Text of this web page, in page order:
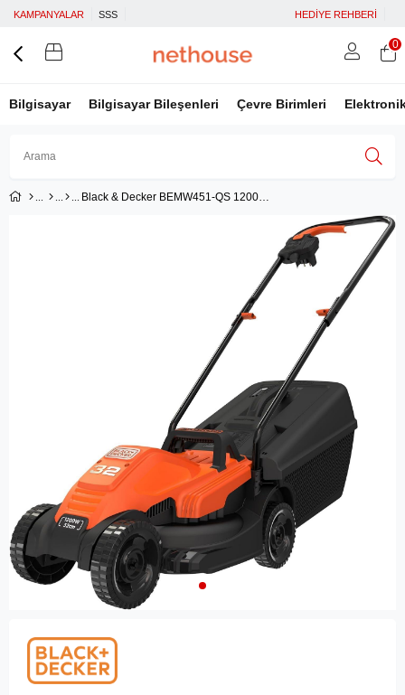
KAMPANYALAR SSS HEDİYE REHBERİ
Bilgisayar Bilgisayar Bileşenleri Çevre Birimleri
Facebook İle Bağlan
Google İle Bağlan
0
Black & Decker BEMW451-QS 1200W 32 cm Çim Kesme Makinesi